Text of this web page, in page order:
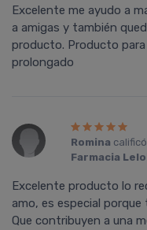
Excelente me ayudo a
a amigas y también
producto. Producto
prolongado
Romina
Farmacia
Excelente producto lo
amo, es especial
Que contribuyen a una